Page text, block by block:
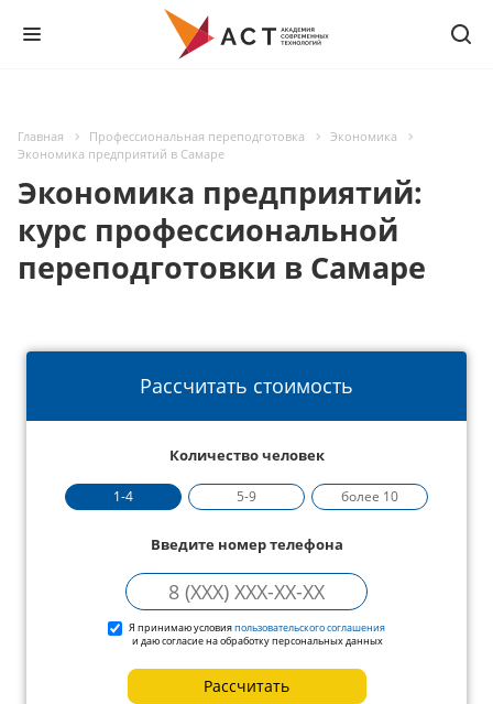
Главная Профессиональная переподготовка
Экономика
Экономика предприятий в Самаре
Экономика предприятий:
курс профессиональной
переподготовки в Самаре
Рассчитать стоимость
Количество человек
1-4 5-9 более 10
Введите номер телефона
Я принимаю условияпользовательского соглашения
и даю согласие на обработку персональных данных
Рассчитать